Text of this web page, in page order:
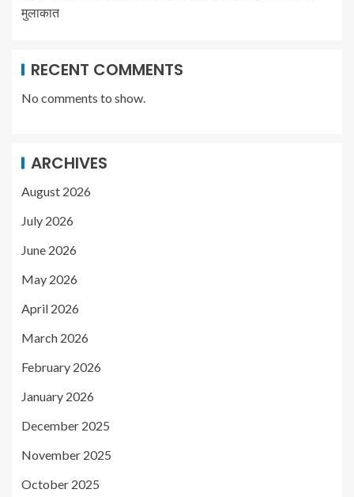
मुलाकात
RECENT COMMENTS
No comments to show.
ARCHIVES
August 2026
July 2026
June 2026
May 2026
April 2026
March 2026
February 2026
January 2026
December 2025
November 2025
October 2025